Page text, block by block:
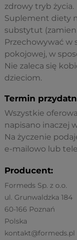
zdrowy tryb życia.
Suplement diety
substytut
Przechowywać w
pokojowej, w
Nie zaleca się
dzieciom.
Termin
Wszystkie
napisano inaczej
Na życzenie
e-mailowo lub
Producent:
Formeds Sp. z o.o.
ul. Grunwaldzka 184
60-166 Poznań
Polska
kontakt@formeds.pl